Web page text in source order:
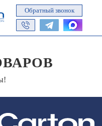
Обратный звонок